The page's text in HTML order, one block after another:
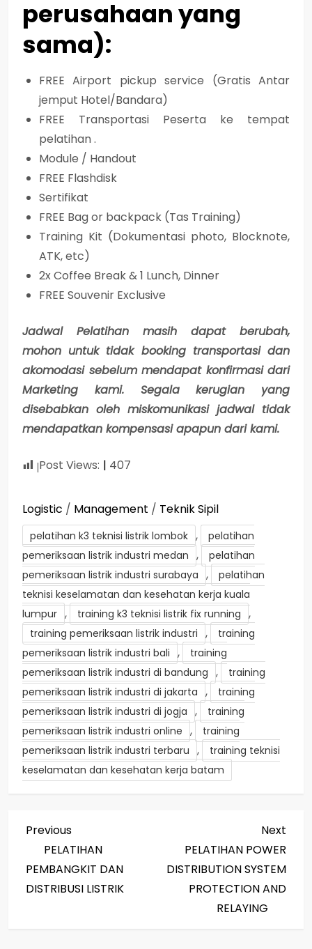
perusahaan yang
sama):
FREE Airport pickup service (Gratis Antar
jemput Hotel/Bandara)
FREE Transportasi Peserta ke tempat
pelatihan .
Module / Handout
FREE Flashdisk
Sertifikat
FREE Bag or backpack (Tas Training)
Training Kit (Dokumentasi photo, Blocknote,
ATK, etc)
2x Coffee Break & 1 Lunch, Dinner
FREE Souvenir Exclusive
Jadwal Pelatihan masih dapat berubah,
mohon untuk tidak booking transportasi dan
akomodasi sebelum mendapat konfirmasi dari
Marketing kami. Segala kerugian yang
disebabkan oleh miskomunikasi jadwal tidak
mendapatkan kompensasi apapun dari kami.
Post Views: 407
Logistic / Management / Teknik Sipil
pelatihan k3 teknisi listrik lombok ,
pelatihan
pemeriksaan listrik industri medan ,
pelatihan
pemeriksaan listrik industri surabaya ,
pelatihan
teknisi keselamatan dan kesehatan kerja kuala
lumpur , training k3 teknisi listrik fix running ,
training pemeriksaan listrik industri ,
training
pemeriksaan listrik industri bali ,
training
pemeriksaan listrik industri di bandung ,
training
pemeriksaan listrik industri di jakarta ,
training
pemeriksaan listrik industri di jogja ,
training
pemeriksaan listrik industri online ,
training
pemeriksaan listrik industri terbaru ,
training teknisi
keselamatan dan kesehatan kerja batam
P
o
s
Previous
Post
Previous
PELATIHAN
PEMBANGKIT DAN
DISTRIBUSI LISTRIK
Next
PELATIHAN POWER
DISTRIBUTION SYSTEM
PROTECTION AND
RELAYING